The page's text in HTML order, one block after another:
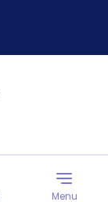
Menu